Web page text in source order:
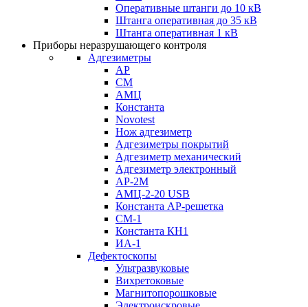
Оперативные штанги до 10 кВ
Штанга оперативная до 35 кВ
Штанга оперативная 1 кВ
Приборы неразрушающего контроля
Адгезиметры
АР
СМ
АМЦ
Константа
Novotest
Нож адгезиметр
Адгезиметры покрытий
Адгезиметр механический
Адгезиметр электронный
АР-2М
АМЦ-2-20 USB
Константа АР-решетка
СМ-1
Константа КН1
ИА-1
Дефектоскопы
Ультразвуковые
Вихретоковые
Магнитопорошковые